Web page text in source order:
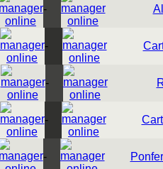
-
-
-
-
-